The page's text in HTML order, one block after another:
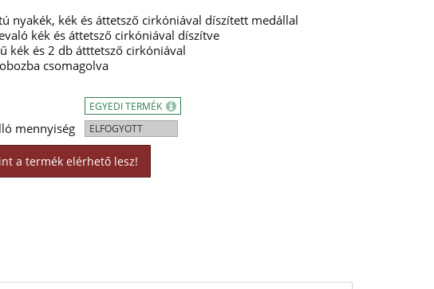
nyakék, kék és áttetsző cirkóniával díszített medállal
kék és áttetsző cirkóniával díszítve
kék és 2 db átttetsző cirkóniával
csomagolva
mennyiség
EGYEDI TERMÉK
ELFOGYOTT
a termék elérhető lesz!